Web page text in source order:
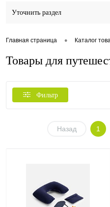
Уточнить раздел
Главная страница • Каталог
Товары для
Фильтр
Назад 1